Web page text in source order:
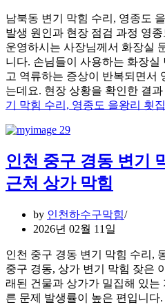
남북동 변기 막힘 수리, 영종도
발생 원인과 현장 점검 과정 영
운영하시는 사장님께서 화장실
니다. 손님들이 사용하는 화장
고 역류하는 증상이 반복되면서
는데요. 현장 상황을 확인한 결
기 막힘 수리, 영종도 을왕리 횟집
인천 중구 경동 변기
근처 상가 막힘
by 인천하수구막힘
2026년 02월 11일
인천 중구 경동 변기 막힘 수리,
중구 경동, 상가 변기 막힘 잦은
래된 건물과 상가가 밀집해 있
른 문제 발생률이 높은 편입니다